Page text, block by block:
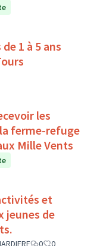
1 à 5 ans
les
ferme-refuge
Mille Vents
et
jeunes de
0
0